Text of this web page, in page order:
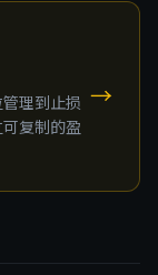
理到止损
复制的盈
→